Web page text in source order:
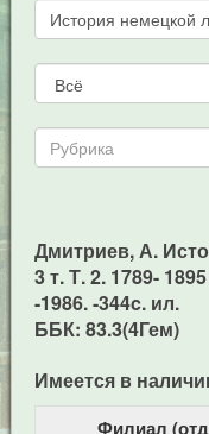
Дмитриев, А.
3 т. Т. 2. 1789-
-1986. -344c. ил.
ББК: 83.3(4Гем)
Имеется в
Филиал